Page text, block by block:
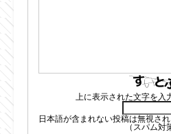
上に表示された文字を入
日本語が含まれない投稿は無視さ
（スパム対